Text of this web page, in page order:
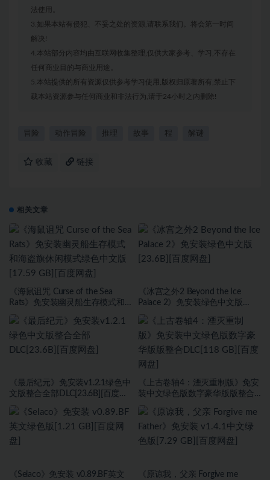
法使用。
3.如果本站有侵犯、不妥之处的资源,请联系我们。将会第一时间
解决!
4.本站部分内容均由互联网收集整理,仅供大家参考、学习,不存在
任何商业目的与商业用途。
5.本站提供的所有资源仅供参考学习使用,版权归原著所有,禁止下
载本站资源参与任何商业和非法行为,请于24小时之内删除!
冒险 动作冒险 推理 故事 程 解谜
收藏 链接
相关文章
《海鼠诅咒 Curse of the Sea
Rats》免安装幽灵船生存模式和
GB][百度网盘]
《冰宫之外2 Beyond the Ice
Palace 2》免安装绿色中文版
《最后纪元》免安装v1.2.1绿色中
文版整合全部DLC[23.6B][百度网
《上古卷轴4：湮灭重制版》免安
装中文绿色版数字豪华版版整合
《Selaco》免安装 v0.89.BF英文
《原谅我，父亲 Forgive me